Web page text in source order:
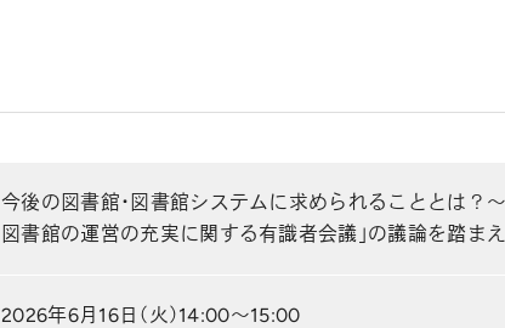
今後の図書館・図書館システムに求められることとは？～
図書館の運営の充実に関する有識者会議」の議論を踏ま
2026年6月16日（火）14:00～15:00